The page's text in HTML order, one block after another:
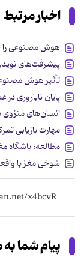
اخبار مرتبط
هوش مصنوعی را
پیشرفت‌های
تأثیر هوش
پایان ناباروری
انسان‌های منزوی
مهارت بازیابی
مطالعه؛ باشگاه
شوخی مغز با
پیام شما به